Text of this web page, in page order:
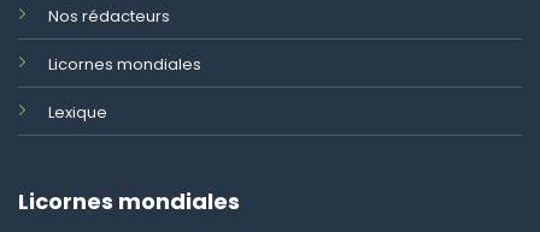
Nos rédacteurs
Licornes mondiales
Lexique
Licornes mondiales